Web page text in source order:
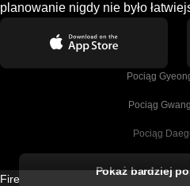
planowanie nigdy nie było
Pociąg
Pociąg
Pociąg
Pokaż bardziej
Firebird GT Limited (OC 1451)